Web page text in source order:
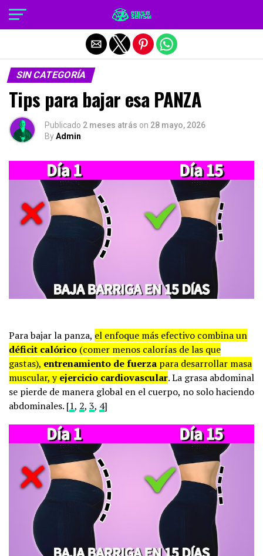
SIN CATEGORÍA
Tips para bajar esa PANZA
Publicado 2 meses atrás on 28 mayo, 2026
ByAdmin
Para bajar la panza, el enfoque más efectivo combina un
déficit calórico (comer menos calorías de las que
gastas), entrenamiento de fuerza para desarrollar masa
muscular, yejercicio cardiovascular. La grasa abdominal
se pierde de manera global en el cuerpo, no solo haciendo
abdominales. [1, 2, 3, 4]
Salir de la versión móvil